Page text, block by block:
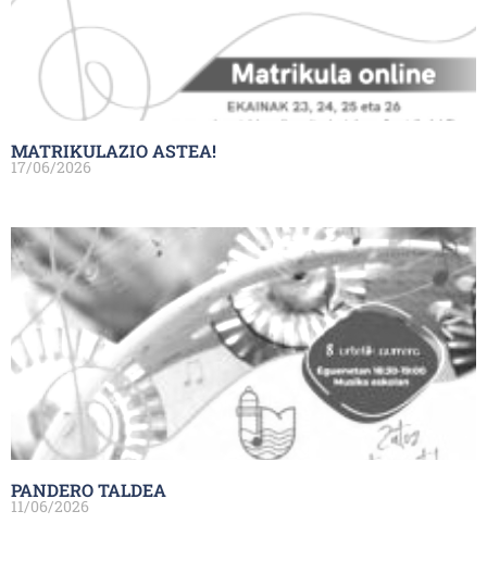
MATRIKULAZIO ASTEA!
17/06/2026
PANDERO TALDEA
11/06/2026